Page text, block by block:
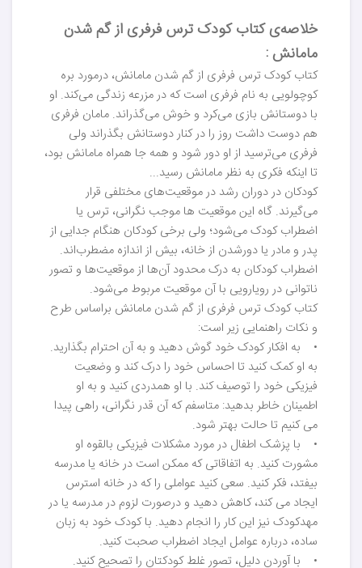
خلاصه‌ی کتاب کودک ترس فرفری از گم شدن
مامانش :
کتاب کودک ترس فرفری از گم شدن مامانش، درمورد بره
کوچولویی به نام فرفری است که در مزرعه زندگی می‌کند. او
با دوستانش بازی می‌کرد و خوش می‌گذراند. مامان فرفری
هم دوست داشت روز را در کنار دوستانش بگذراند ولی
فرفری می‌ترسید از او دور شود و همه جا همراه مامانش بود،
تا اینکه فکری به نظر مامانش رسید...
کودکان در دوران رشد در موقعیت‌های مختلفی قرار
می‌گیرند. گاه این موقعیت ها موجب نگرانی، ترس یا
اضطراب کودک می‌شود؛ ولی برخی کودکان هنگام جدایی از
پدر و مادر یا دورشدن از خانه، بیش از اندازه مضطرب‌اند.
اضطراب کودکان به درک محدود آن‌ها از موقعیت‌ها و تصور
ناتوانی در رویارویی با آن موقعیت مربوط می‌شود.
کتاب کودک ترس فرفری از گم شدن مامانش براساس طرح
و نکات راهنمایی زیر است:
• به افکار کودک خود گوش دهید و به آن احترام بگذارید.
به او کمک کنید تا احساس خود را درک کند و وضعیت
فیزیکی خود را توصیف کند. با او همدردی کنید و به او
اطمینان خاطر بدهید: متاسفم که آن قدر نگرانی، راهی پیدا
می کنیم تا حالت بهتر شود.
• با پزشک اطفال در مورد مشکلات فیزیکی بالقوه او
مشورت کنید. به اتفاقاتی که ممکن است در خانه یا مدرسه
بیفتد، فکر کنید. سعی کنید عواملی را که در خانه استرس
ایجاد می کند، کاهش دهید و درصورت لزوم در مدرسه یا در
مهدکودک نیز این کار را انجام دهید. با کودک خود به زبان
ساده، درباره عوامل ایجاد اضطراب صحبت کنید.
• با آوردن دلیل، تصور غلط کودکتان را تصحیح کنید.